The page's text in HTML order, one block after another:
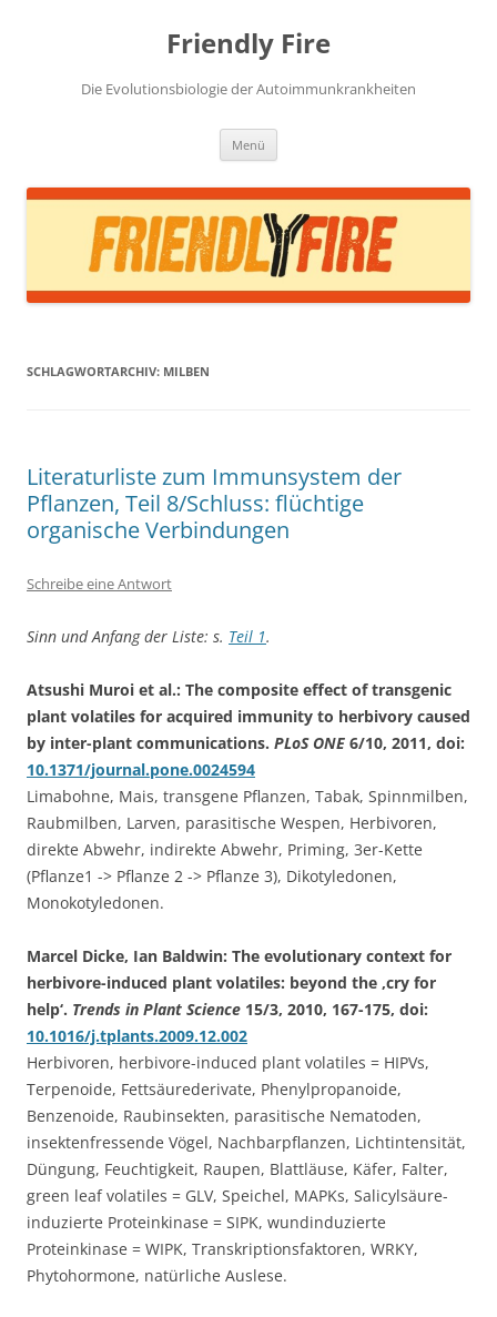
Friendly Fire
Die Evolutionsbiologie der Autoimmunkrankheiten
Menü
SCHLAGWORTARCHIV: MILBEN
Literaturliste zum Immunsystem der
Pflanzen, Teil 8/Schluss: flüchtige
organische Verbindungen
Schreibe eine Antwort
Sinn und Anfang der Liste: s. Teil 1.
Atsushi Muroi et al.: The composite effect of transgenic
plant volatiles for acquired immunity to herbivory caused
by inter-plant communications. PLoS ONE 6/10, 2011, doi:
10.1371/journal.pone.0024594
Limabohne, Mais, transgene Pflanzen, Tabak, Spinnmilben,
Raubmilben, Larven, parasitische Wespen, Herbivoren,
direkte Abwehr, indirekte Abwehr, Priming, 3er-Kette
(Pflanze1 -> Pflanze 2 -> Pflanze 3), Dikotyledonen,
Monokotyledonen.
Marcel Dicke, Ian Baldwin: The evolutionary context for
herbivore-induced plant volatiles: beyond the ‚cry for
help‘. Trends in Plant Science 15/3, 2010, 167-175, doi:
10.1016/j.tplants.2009.12.002
Herbivoren, herbivore-induced plant volatiles = HIPVs,
Terpenoide, Fettsäurederivate, Phenylpropanoide,
Benzenoide, Raubinsekten, parasitische Nematoden,
insektenfressende Vögel, Nachbarpflanzen, Lichtintensität,
Düngung, Feuchtigkeit, Raupen, Blattläuse, Käfer, Falter,
green leaf volatiles = GLV, Speichel, MAPKs, Salicylsäure-
induzierte Proteinkinase = SIPK, wundinduzierte
Proteinkinase = WIPK, Transkriptionsfaktoren, WRKY,
Phytohormone, natürliche Auslese.